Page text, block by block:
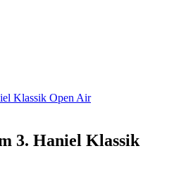
3. Haniel Klassik